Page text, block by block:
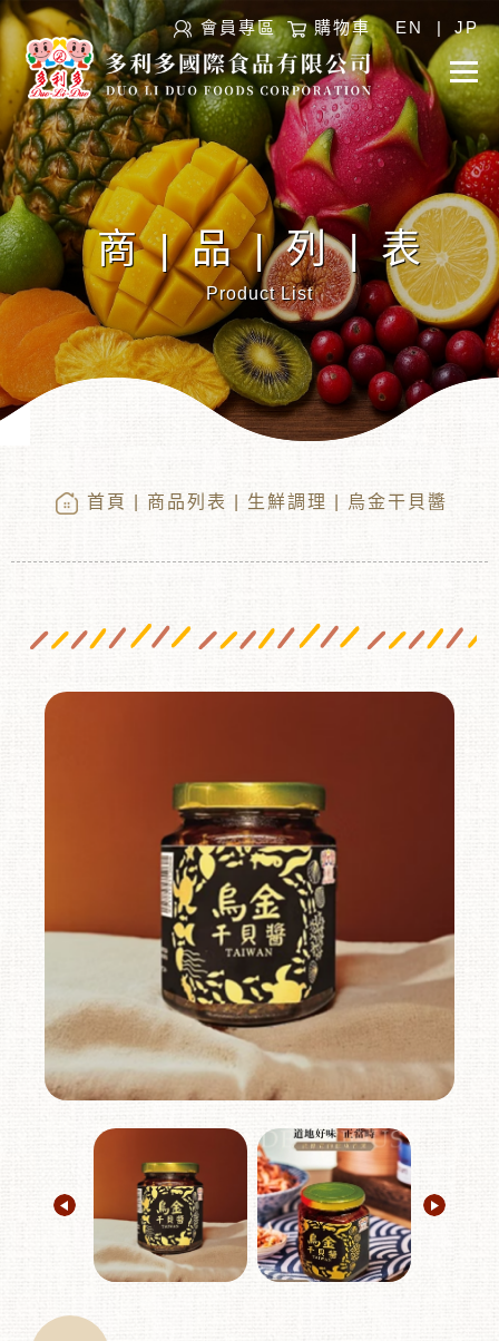
會員專區 購物車 EN JP
商|品|列|表
Product List
首頁 商品列表 生鮮調理 | 烏金干貝醬